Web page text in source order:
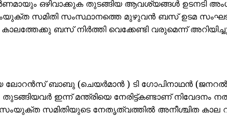
ഒഴിവാക്കുക തുടങ്ങിയ ആവശ്യങ്ങൾ ഉടനടി
സമിതി സംസ്ഥാനത്തെ മുഴുവൻ ബസ് ഉടമ
ബസ് നിർത്തി വെക്കേണ്ടി വരുമെന്ന്
ലോറൻസ് ബാബു (ചെയർമാൻ ) ടി ഗോപിനാഥൻ
ഇന്ന് മന്ത്രിയെ നേരിട്ട്കണ്ടാണ് നിവേദനം
സമിതിയുടെ നേതൃത്വത്തിൽ അനീശ്ചിത കാല